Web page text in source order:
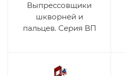
Выпрессовщики
шкворней и
пальцев. Серия ВП